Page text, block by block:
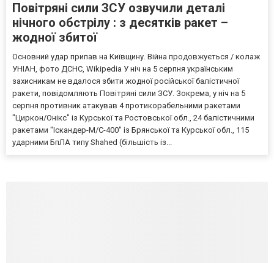
Повітряні сили ЗСУ озвучили деталі
нічного обстрілу : з десятків ракет –
жодної збитої
Основний удар припав на Київщину. Війна продовжується / колаж
УНІАН, фото ДСНС, Wikipedia У ніч на 5 серпня українським
захисникам не вдалося збити жодної російської балістичної
ракети, повідомляють Повітряні сили ЗСУ. Зокрема, у ніч на 5
серпня противник атакував 4 протикорабельними ракетами
"Циркон/Онікс" із Курської та Ростовської обл., 24 балістичними
ракетами "Іскандер-М/С-400" із Брянської та Курської обл., 115
ударними БпЛА типу Shahed (більшість із...